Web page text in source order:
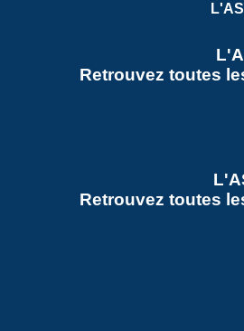
Retrouvez toutes
Retrouvez toutes